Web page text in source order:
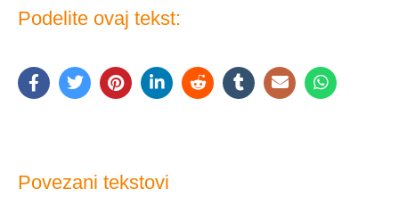
Podelite ovaj tekst:
Povezani tekstovi